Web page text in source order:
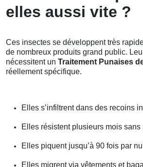
elles aussi vite ?
Ces insectes se développent très
de nombreux produits grand public.
nécessitent un Traitement Punaises
réellement spécifique.
Elles s’infiltrent dans des recoins
Elles résistent plusieurs mois sans
Elles piquent jusqu’à 90 fois par
Elles migrent via vêtements et